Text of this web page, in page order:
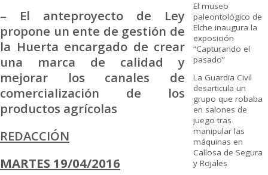
– El anteproyecto de Ley
propone un ente de gestión de
la Huerta encargado de crear
una marca de calidad y
mejorar los canales de
comercialización de los
productos agrícolas
REDACCIÓN
MARTES 19/04/2016
El museo
paleontológico de
Elche inaugura la
exposición
“Capturando el
pasado”
La Guardia Civil
desarticula un
grupo que robaba
en salones de
juego tras
manipular las
máquinas en
Callosa de Segura
y Rojales